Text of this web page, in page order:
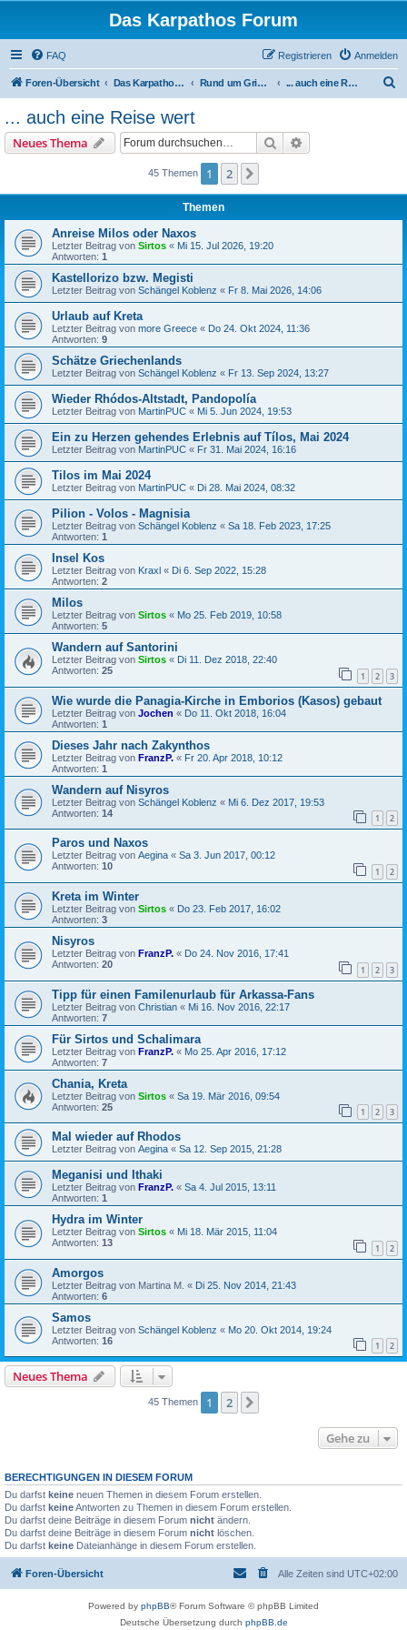
Das Karpathos Forum
FAQ Anmelden
Registrieren
Foren-Übersicht Das Karpathos Forum Rund um Griechenland - und das Mittelmeer ... auch eine Reise wert
... auch eine Reise wert
Neues Thema Suche
45 Themen 1 2
Themen
Anreise Milos oder Naxos
Letzter Beitrag von Sirtos « Mi 15. Jul 2026, 19:20
Antworten: 1
Kastellorizo bzw. Megisti
Letzter Beitrag von Schängel Koblenz « Fr 8. Mai 2026, 14:06
Urlaub auf Kreta
Letzter Beitrag von more Greece « Do 24. Okt 2024, 11:36
Antworten: 9
Schätze Griechenlands
Letzter Beitrag von Schängel Koblenz « Fr 13. Sep 2024, 13:27
Wieder Rhódos-Altstadt, Pandopolía
Letzter Beitrag von MartinPUC « Mi 5. Jun 2024, 19:53
Ein zu Herzen gehendes Erlebnis auf Tílos, Mai 2024
Letzter Beitrag von MartinPUC « Fr 31. Mai 2024, 16:16
Tilos im Mai 2024
Letzter Beitrag von MartinPUC « Di 28. Mai 2024, 08:32
Pilion - Volos - Magnisia
Letzter Beitrag von Schängel Koblenz « Sa 18. Feb 2023, 17:25
Antworten: 1
Insel Kos
Letzter Beitrag von Kraxl « Di 6. Sep 2022, 15:28
Antworten: 2
Milos
Letzter Beitrag von Sirtos « Mo 25. Feb 2019, 10:58
Antworten: 5
Wandern auf Santorini
Letzter Beitrag von Sirtos « Di 11. Dez 2018, 22:40
Antworten: 25 1 2 3
Wie wurde die Panagia-Kirche in Emborios (Kasos) gebaut
Letzter Beitrag von Jochen « Do 11. Okt 2018, 16:04
Antworten: 1
Dieses Jahr nach Zakynthos
Letzter Beitrag von FranzP. « Fr 20. Apr 2018, 10:12
Antworten: 1
Wandern auf Nisyros
Letzter Beitrag von Schängel Koblenz « Mi 6. Dez 2017, 19:53
Antworten: 14 1 2
Paros und Naxos
Letzter Beitrag von Aegina « Sa 3. Jun 2017, 00:12
Antworten: 10 1 2
Kreta im Winter
Letzter Beitrag von Sirtos « Do 23. Feb 2017, 16:02
Antworten: 3
Nisyros
Letzter Beitrag von FranzP. « Do 24. Nov 2016, 17:41
Antworten: 20 1 2 3
Tipp für einen Familenurlaub für Arkassa-Fans
Letzter Beitrag von Christian « Mi 16. Nov 2016, 22:17
Antworten: 7
Für Sirtos und Schalimara
Letzter Beitrag von FranzP. « Mo 25. Apr 2016, 17:12
Antworten: 7
Chania, Kreta
Letzter Beitrag von Sirtos « Sa 19. Mär 2016, 09:54
Antworten: 25 1 2 3
Mal wieder auf Rhodos
Letzter Beitrag von Aegina « Sa 12. Sep 2015, 21:28
Meganisi und Ithaki
Letzter Beitrag von FranzP. « Sa 4. Jul 2015, 13:11
Antworten: 1
Hydra im Winter
Letzter Beitrag von Sirtos « Mi 18. Mär 2015, 11:04
Antworten: 13 1 2
Amorgos
Letzter Beitrag von Martina M. « Di 25. Nov 2014, 21:43
Antworten: 6
Samos
Letzter Beitrag von Schängel Koblenz « Mo 20. Okt 2014, 19:24
Antworten: 16 1 2
Neues Thema
45 Themen 1 2
Gehe zu
BERECHTIGUNGEN IN DIESEM FORUM
Du darfst keine neuen Themen in diesem Forum erstellen.
Du darfst keineAntworten zu Themen in diesem Forum erstellen.
Du darfst deine Beiträge in diesem Forum nicht ändern.
Du darfst deine Beiträge in diesem Forum nicht löschen.
Du darfst keine Dateianhänge in diesem Forum erstellen.
Foren-Übersicht Alle Zeiten sind UTC+02:00
Powered by phpBB® Forum Software © phpBB Limited
Deutsche Übersetzung durch phpBB.de